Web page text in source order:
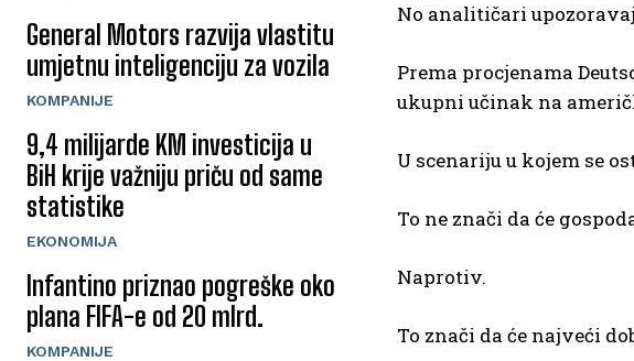
General Motors razvija vlastitu
umjetnu inteligenciju za vozila
KOMPANIJE
9,4 milijarde KM investicija u
BiH krije važniju priču od same
statistike
EKONOMIJA
Infantino priznao pogreške oko
plana FIFA-e od 20 mlrd.
KOMPANIJE
No analitičari
Prema procjenama
ukupni učinak na
U scenariju u kojem se
To ne znači da će
Naprotiv.
To znači da će najveći